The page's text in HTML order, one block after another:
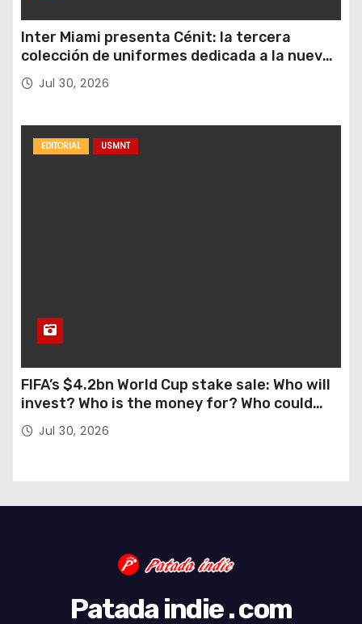
Inter Miami presenta Cénit: la tercera
colección de uniformes dedicada a la nueva
casa y al logro del club en nuevas alturas
Jul 30, 2026
EDITORIAL USMNT
FIFA’s $4.2bn World Cup stake sale: Who will
invest? Who is the money for? Who could
stop this?
Jul 30, 2026
Patada indie . com